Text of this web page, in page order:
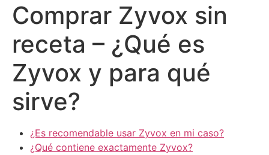
Comprar Zyvox sin
receta – ¿Qué es
Zyvox y para qué
sirve?
¿Es recomendable usar Zyvox en mi caso?
¿Qué contiene exactamente Zyvox?